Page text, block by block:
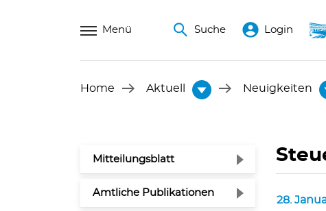
Menü Suche Login
Home Aktuell Neuigkeiten
Mitteilungsblatt
Amtliche Publikationen
28.